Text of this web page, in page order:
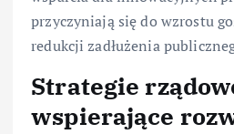
przyczyniają się do wzrostu
redukcji zadłużenia
Strategie
wspierające